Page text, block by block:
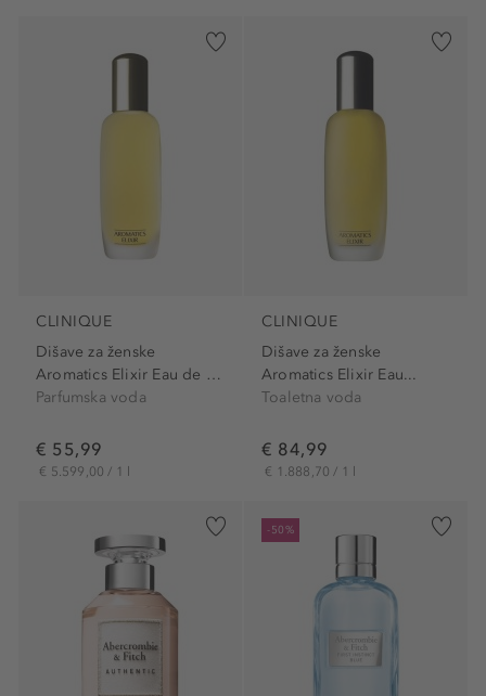
CLINIQUE
Dišave za ženske
Aromatics Elixir Eau de Parfum
Parfumska voda
€ 55,99
€ 5.599,00 / 1 l
CLINIQUE
Dišave za ženske
Aromatics Elixir Eau...
Toaletna voda
€ 84,99
€ 1.888,70 / 1 l
-50%